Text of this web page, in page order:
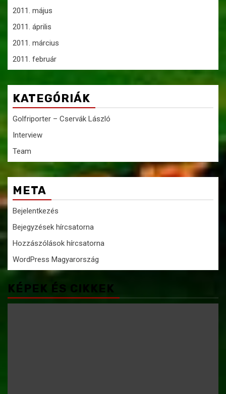
2011. május
2011. április
2011. március
2011. február
KATEGÓRIÁK
Golfriporter – Cservák László
Interview
Team
META
Bejelentkezés
Bejegyzések hírcsatorna
Hozzászólások hírcsatorna
WordPress Magyarország
KÉPEK ÉS CIKKEK